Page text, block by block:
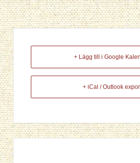
+ Lägg till i Google
+ iCal / Outlook